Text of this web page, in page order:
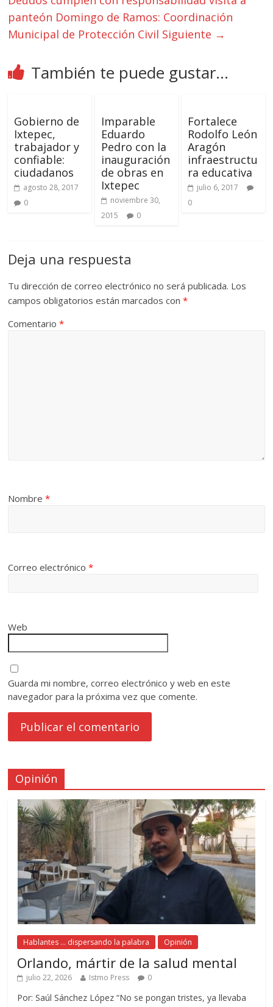
panteón Domingo de Ramos: Coordinación
Municipal de Protección Civil Siguiente →
También te puede gustar...
Gobierno de
Ixtepec,
trabajador y
confiable:
ciudadanos
agosto 28, 2017
0
Imparable
Eduardo
Pedro con la
inauguración
de obras en
Ixtepec
noviembre 30,
2015
0
Fortalece
Rodolfo León
Aragón
infraestructu
ra educativa
julio 6, 2017
0
Deja una respuesta
Tu dirección de correo electrónico no será publicada. Los
campos obligatorios están marcados con*
Comentario*
Nombre*
Correo electrónico*
Web
Guarda mi nombre, correo electrónico y web en este
navegador para la próxima vez que comente.
Opinión
Hablantes ... dispersando la palabra Opinión
Orlando, mártir de la salud mental
julio 22, 2026 Istmo Press 0
Por: Saúl Sánchez López “No se pongan tristes, ya llevaba